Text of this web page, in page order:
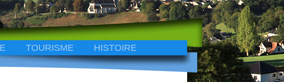
TOURISME HISTOIRE